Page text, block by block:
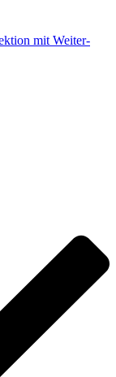
mit Weiter-